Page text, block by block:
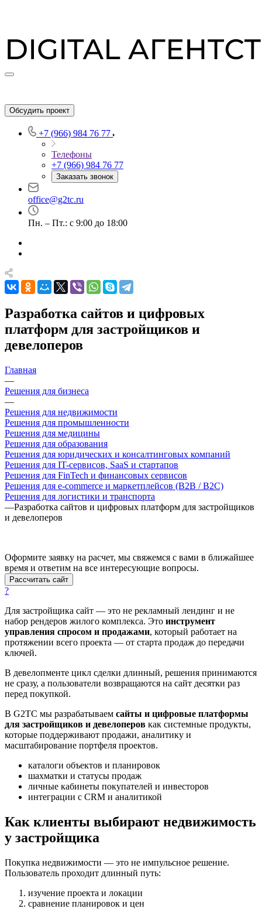
Обсудить проект
+7 (966) 984 76 77
Телефоны
+7 (966) 984 76 77
Заказать звонок
office@g2tc.ru
Пн. – Пт.: с 9:00 до 18:00
Разработка сайтов и цифровых
платформ для застройщиков и
девелоперов
Главная
—
Решения для бизнеса
—
Решения для недвижимости
Решения для промышленности
Решения для медицины
Решения для образования
Решения для юридических и консалтинговых компаний
Решения для IT-сервисов, SaaS и стартапов
Решения для FinTech и финансовых сервисов
Решения для e-commerce и маркетплейсов (B2B / B2C)
Решения для логистики и транспорта
—Разработка сайтов и цифровых платформ для застройщиков
и девелоперов
Оформите заявку на расчет, мы свяжемся с вами в ближайшее
время и ответим на все интересующие вопросы.
Рассчитать сайт
?
Для застройщика сайт — это не рекламный лендинг и не
набор рендеров жилого комплекса. Это инструмент
управления спросом и продажами, который работает на
протяжении всего проекта — от старта продаж до передачи
ключей.
В девелопменте цикл сделки длинный, решения принимаются
не сразу, а пользователи возвращаются на сайт десятки раз
перед покупкой.
В G2TC мы разрабатываем сайты и цифровые платформы
для застройщиков и девелоперов как системные продукты,
которые поддерживают продажи, аналитику и
масштабирование портфеля проектов.
каталоги объектов и планировок
шахматки и статусы продаж
личные кабинеты покупателей и инвесторов
интеграции с CRM и аналитикой
Как клиенты выбирают недвижимость
у застройщика
Покупка недвижимости — это не импульсное решение.
Пользователь проходит длинный путь:
изучение проекта и локации
сравнение планировок и цен